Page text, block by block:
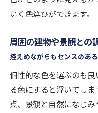
いく色選びができます。
周囲の建物や景観との
控えめながらもセンスのあ
個性的な色を選ぶのも
る色にすると浮いてし
点、景観と自然になじ